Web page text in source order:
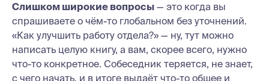
Слишком широкие вопросы — это когда вы
спрашиваете о чём-то глобальном без уточнений.
«Как улучшить работу отдела?» — ну, тут можно
написать целую книгу, а вам, скорее всего, нужно
что-то конкретное. Собеседник теряется, не знает,
с чего начать, и в итоге выдаёт что-то общее и